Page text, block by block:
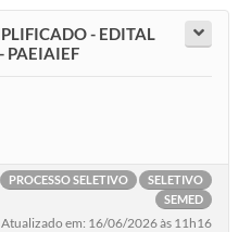
- EDITAL
PAEIAIEF
PROCESSO SELETIVO
SELETIVO
SEMED
Atualizado em: 16/06/2026 às 11h16